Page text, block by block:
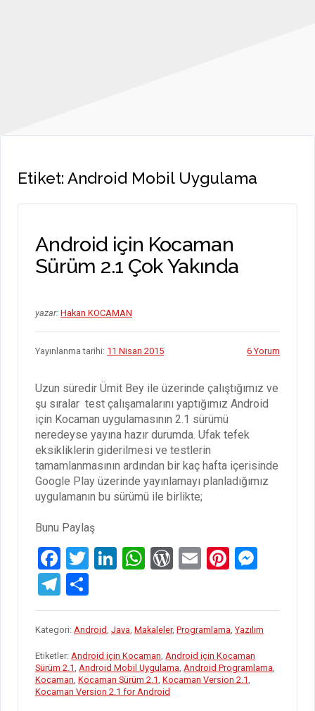
Etiket: Android Mobil Uygulama
Android için Kocaman
Sürüm 2.1 Çok Yakında
yazar: Hakan KOCAMAN
Yayınlanma tarihi: 11 Nisan 2015 6 Yorum
Uzun süredir Ümit Bey ile üzerinde çalıştığımız ve
şu sıralar test çalışamalarını yaptığımız Android
için Kocaman uygulamasının 2.1 sürümü
neredeyse yayına hazır durumda. Ufak tefek
eksikliklerin giderilmesi ve testlerin
tamamlanmasının ardından bir kaç hafta içerisinde
Google Play üzerinde yayınlamayı planladığımız
uygulamanın bu sürümü ile birlikte;
Bunu Paylaş
F
a
ce
b
o
o
k
T
tt
er
Li
ke
dI
n
W
at
s
A
p
p
W
d
Pr
es
s
E
ail
Pi
er
es
t
se
n
er
T
el
e
gr
a
m
h
ar
e
Kategori: Android, Java, Makaleler, Programlama, Yazılım
Etiketler: Android için Kocaman, Android için Kocaman
Sürüm 2.1, Android Mobil Uygulama, Android Programlama,
Kocaman, Kocaman Sürüm 2.1, Kocaman Version 2.1,
Kocaman Version 2.1 for Android